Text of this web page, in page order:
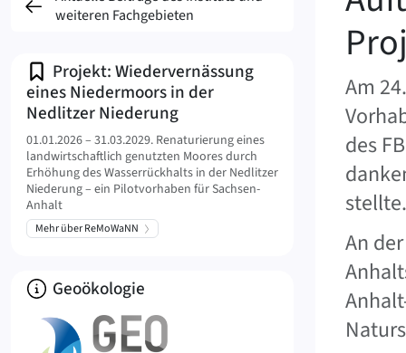
Am
des
stellte.
An
weiteren Fachgebieten
Projekt: Wiedervernässung
eines Niedermoors in der
Nedlitzer Niederung
01.01.2026 – 31.03.2029. Renaturierung eines
landwirtschaftlich genutzten Moores durch
Erhöhung des Wasserrückhalts in der Nedlitzer
Niederung – ein Pilotvorhaben für Sachsen-
Anhalt
Mehr über ReMoWaNN
Über
Geoökologie